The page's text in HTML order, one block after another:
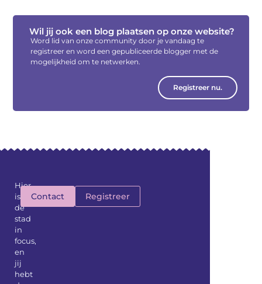
Wil jij ook een blog plaatsen op onze website?
Word lid van onze community door je vandaag te
registreer en word een gepubliceerde blogger met de
mogelijkheid om te netwerken.
Registreer nu.
Hier
is
de
stad
in
focus,
en
jij
hebt
Contact Registreer